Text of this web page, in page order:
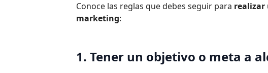
Conoce las reglas que debes seguir para realizar
marketing:
1. Tener un objetivo o meta a